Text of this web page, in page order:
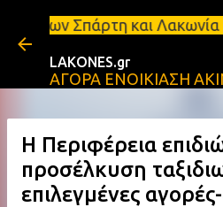
Μετάβαση στο
και Λακωνία
LAKONES.gr
ΑΓΟΡΑ ΕΝΟΙΚΙΑΣΗ
Η Περιφέρεια
προσέλκυση
επιλεγμένες